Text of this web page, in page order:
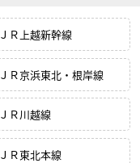
ＪＲ上越新幹線
ＪＲ京浜東北・根岸線
ＪＲ川越線
ＪＲ東北本線